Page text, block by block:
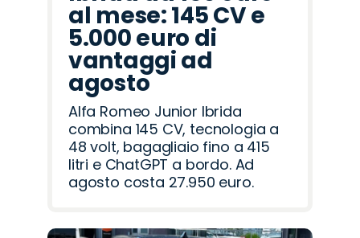
al mese: 145 CV e
5.000 euro di
vantaggi ad
agosto
Alfa Romeo Junior Ibrida
combina 145 CV, tecnologia a
48 volt, bagagliaio fino a 415
litri e ChatGPT a bordo. Ad
agosto costa 27.950 euro.